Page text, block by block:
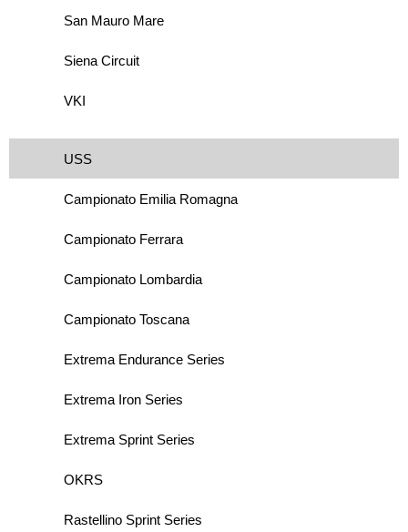
San Mauro Mare
Siena Circuit
VKI
USS
Campionato Emilia Romagna
Campionato Ferrara
Campionato Lombardia
Campionato Toscana
Extrema Endurance Series
Extrema Iron Series
Extrema Sprint Series
OKRS
Rastellino Sprint Series